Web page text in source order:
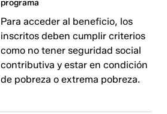
programa
Para acceder al beneficio, los
inscritos deben cumplir criterios
como no tener seguridad social
contributiva y estar en condición
de pobreza o extrema pobreza.